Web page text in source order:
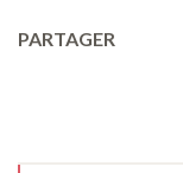
PARTAGER